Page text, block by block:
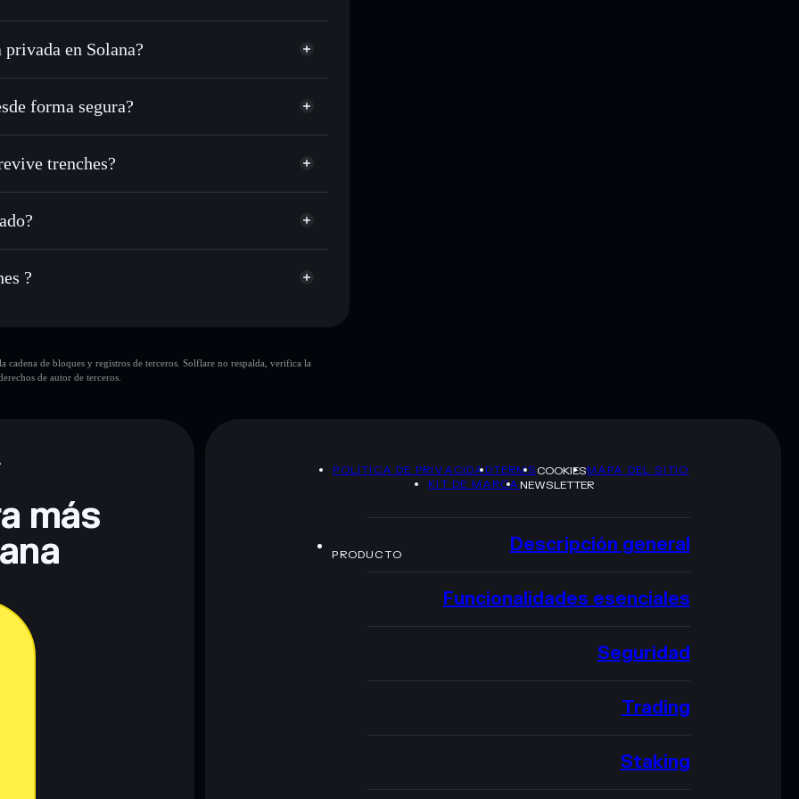
o miles de otros tokens de Solana con
largo del tiempo
las carteras usando el agregador de
sin custodia donde tú controla tus claves privadas
en Solana?
forma segura?
cartera sin custodia Solflare
trenches?
trenches
?
sola
cadena de bloques y registros de terceros. Solflare no respalda, verifica la
de autor de terceros.
más
POLÍTICA DE PRIVACIDADTERMSCOOKIESMAPA DEL SITIO
KIT DE MARCANEWSLETTER
PRODUCTO Descripción general
Funcionalidades esenciales
Seguridad
Trading
Staking